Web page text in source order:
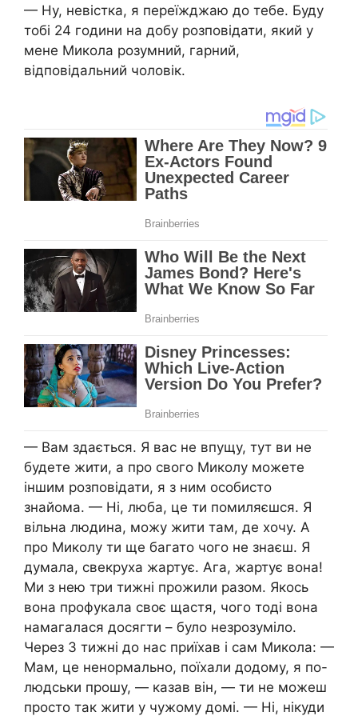
— Ну, невістка, я переїжджаю до тебе. Буду
тобі 24 години на добу розповідати, який у
мене Микола розумний, гарний,
відповідальний чоловік.
— Вам здається. Я вас не впущу, тут ви не
будете жити, а про свого Миколу можете
іншим розповідати, я з ним особисто
знайома. — Ні, люба, це ти помиляєшся. Я
вільна людина, можу жити там, де хочу. А
про Миколу ти ще багато чого не знаєш. Я
думала, свекруха жартує. Ага, жартує вона!
Ми з нею три тижні прожили разом. Якось
вона профукала своє щастя, чого тоді вона
намагалася досягти – було незрозуміло.
Через 3 тижні до нас приїхав і сам Микола: —
Мам, це ненормально, поїхали додому, я по-
людськи прошу, — казав він, — ти не можеш
просто так жити у чужому домі. — Ні, нікуди